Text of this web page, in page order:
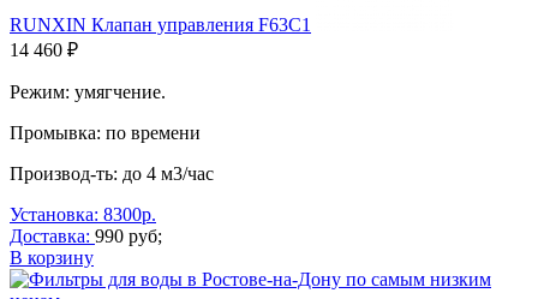
RUNXIN Клапан управления F63C1
14 460 ₽
Режим: умягчение.
Промывка: по времени
Производ-ть: до 4 м3/час
Установка: 8300р.
Доставка: 990 руб;
В корзину